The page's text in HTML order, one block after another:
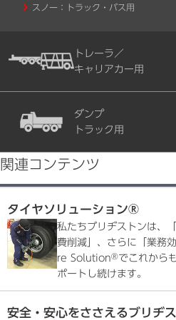
スノー：トラック・バス用
トレーラ／
キャリアカー用
ダンプ
トラック用
関連コンテンツ
タイヤソリューション®
私たちブリヂストンは、
費削減」、さらに「業務
re Solution®でこれから
ポートし続けます。
安全・安心をささえるブリヂ